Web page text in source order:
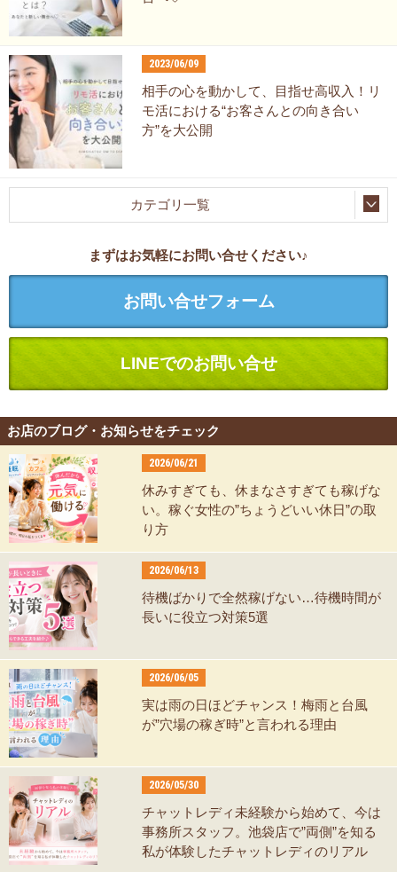
2023/06/09
相手の心を動かして、目指せ高収入！リ
モ活における“お客さんとの向き合い
方”を大公開
カテゴリ一覧
まずはお気軽にお問い合せください♪
お問い合せフォーム
LINEでのお問い合せ
お店のブログ・お知らせをチェック
2026/06/21
休みすぎても、休まなさすぎても稼げな
い。稼ぐ女性の”ちょうどいい休日”の取
り方
2026/06/13
待機ばかりで全然稼げない…待機時間が
長いに役立つ対策5選
2026/06/05
実は雨の日ほどチャンス！梅雨と台風
が”穴場の稼ぎ時”と言われる理由
2026/05/30
チャットレディ未経験から始めて、今は
事務所スタッフ。池袋店で”両側”を知る
私が体験したチャットレディのリアル